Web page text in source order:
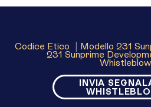
Codice Etico | Modello 231
231 Sunprime
INVIA